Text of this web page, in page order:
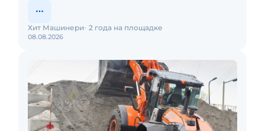
08.08.2026
Хит Машинери 2 года на площадке